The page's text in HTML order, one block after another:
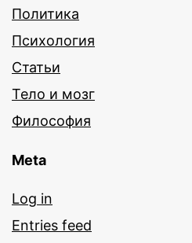
Политика
Психология
Статьи
Тело и мозг
Философия
Meta
Log in
Entries feed